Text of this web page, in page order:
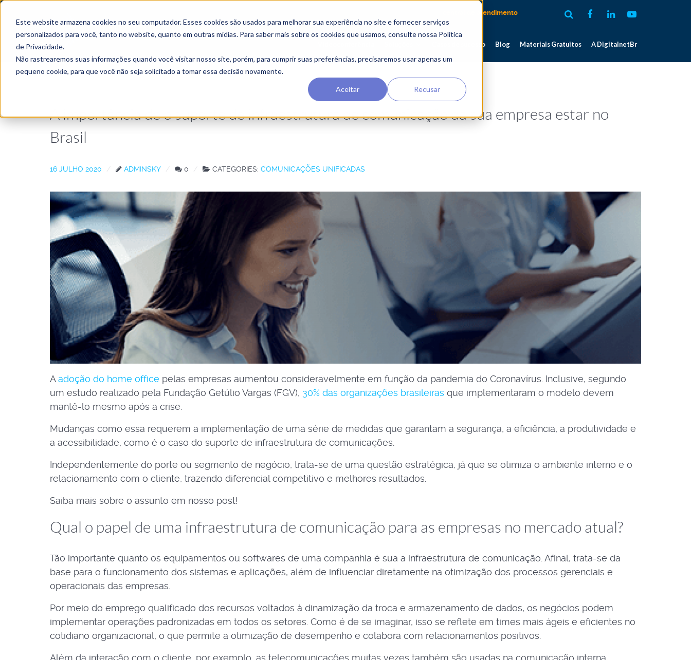
Este website armazena cookies no seu computador. Esses cookies são usados ​​para melhorar sua experiência no site e fornecer serviços
personalizados para você, tanto no website, quanto em outras mídias. Para saber mais sobre os cookies que usamos, consulte nossa Política
de Privacidade.
Não rastrearemos suas informações quando você visitar nosso site, porém, para cumprir suas preferências, precisaremos usar apenas um
pequeno cookie, para que você não seja solicitado a tomar essa decisão novamente.
Aceitar Recusar
central de atendimento
Casos de sucesso Blog Materiais Gratuitos A DigitalnetBr
A importância de o suporte de infraestrutura de comunicação da sua empresa estar no
Brasil
16 JULHO 2020 ADMINSKY 0 CATEGORIES: COMUNICAÇÕES UNIFICADAS
Aadoção do home office pelas empresas aumentou consideravelmente em função da pandemia do Coronavírus. Inclusive, segundo
um estudo realizado pela Fundação Getúlio Vargas (FGV), 30% das organizações brasileiras que implementaram o modelo devem
mantê-lo mesmo após a crise.
Mudanças como essa requerem a implementação de uma série de medidas que garantam a segurança, a eficiência, a produtividade e
a acessibilidade, como é o caso do suporte de infraestrutura de comunicações.
Independentemente do porte ou segmento de negócio, trata-se de uma questão estratégica, já que se otimiza o ambiente interno e o
relacionamento com o cliente, trazendo diferencial competitivo e melhores resultados.
Saiba mais sobre o assunto em nosso post!
Qual o papel de uma infraestrutura de comunicação para as empresas no mercado atual?
Tão importante quanto os equipamentos ou softwares de uma companhia é sua a infraestrutura de comunicação. Afinal, trata-se da
base para o funcionamento dos sistemas e aplicações, além de influenciar diretamente na otimização dos processos gerenciais e
operacionais das empresas.
Por meio do emprego qualificado dos recursos voltados à dinamização da troca e armazenamento de dados, os negócios podem
implementar operações padronizadas em todos os setores. Como é de se imaginar, isso se reflete em times mais ágeis e eficientes no
cotidiano organizacional, o que permite a otimização de desempenho e colabora com relacionamentos positivos.